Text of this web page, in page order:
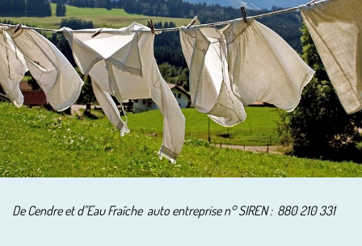
De Cendre et d''Eau Fraîche auto entreprise n° SIREN : 880 210 331